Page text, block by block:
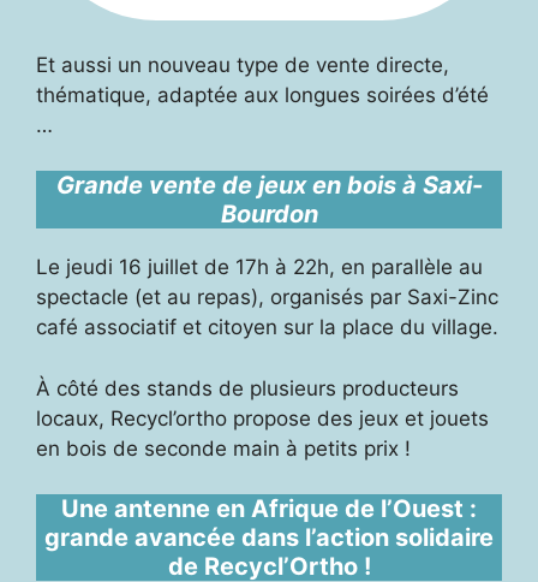
Et aussi un nouveau type de vente directe,
thématique, adaptée aux longues soirées d’été
…
Grande vente de jeux en bois à Saxi-
Bourdon
Le jeudi 16 juillet de 17h à 22h, en parallèle au
spectacle (et au repas), organisés par Saxi-Zinc
café associatif et citoyen sur la place du village.
À côté des stands de plusieurs producteurs
locaux, Recycl’ortho propose des jeux et jouets
en bois de seconde main à petits prix !
Une antenne en Afrique de l’Ouest :
grande avancée dans l’action solidaire
de Recycl’Ortho !